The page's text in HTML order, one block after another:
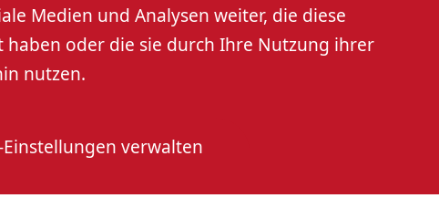
Medien und Analysen weiter, die diese
oder die sie durch Ihre Nutzung ihrer
nutzen.
Einstellungen verwalten
eG